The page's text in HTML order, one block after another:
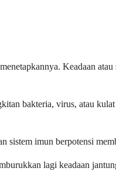
Keadaan
bakteria, virus, atau
sistem imun berpotensi
lagi keadaan